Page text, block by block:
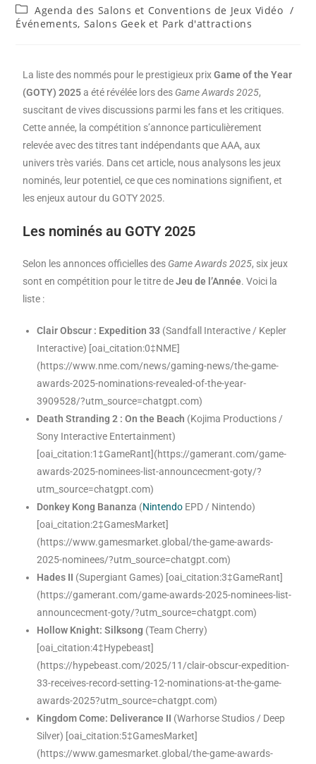
Agenda des Salons et Conventions de Jeux Vidéo /
Événements, Salons Geek et Park d'attractions
La liste des nommés pour le prestigieux prixGame of the Year
(GOTY) 2025a été révélée lors des Game Awards 2025,
suscitant de vives discussions parmi les fans et les critiques.
Cette année, la compétition s’annonce particulièrement
relevée avec des titres tant indépendants que AAA, aux
univers très variés. Dans cet article, nous analysons les jeux
nominés, leur potentiel, ce que ces nominations signifient, et
les enjeux autour du GOTY 2025.
Les nominés au GOTY 2025
Selon les annonces officielles des Game Awards 2025, six jeux
sont en compétition pour le titre deJeu de l’Année. Voici la
liste :
Clair Obscur : Expedition 33 (Sandfall Interactive / Kepler
Interactive) [oai_citation:0‡NME]
(https://www.nme.com/news/gaming-news/the-game-
awards-2025-nominations-revealed-of-the-year-
3909528/?utm_source=chatgpt.com)
Death Stranding 2 : On the Beach (Kojima Productions /
Sony Interactive Entertainment)
[oai_citation:1‡GameRant](https://gamerant.com/game-
awards-2025-nominees-list-announcecment-goty/?
utm_source=chatgpt.com)
Donkey Kong Bananza (Nintendo EPD / Nintendo)
[oai_citation:2‡GamesMarket]
(https://www.gamesmarket.global/the-game-awards-
2025-nominees/?utm_source=chatgpt.com)
Hades II (Supergiant Games) [oai_citation:3‡GameRant]
(https://gamerant.com/game-awards-2025-nominees-list-
announcecment-goty/?utm_source=chatgpt.com)
Hollow Knight: Silksong (Team Cherry)
[oai_citation:4‡Hypebeast]
(https://hypebeast.com/2025/11/clair-obscur-expedition-
33-receives-record-setting-12-nominations-at-the-game-
awards-2025?utm_source=chatgpt.com)
Kingdom Come: Deliverance II (Warhorse Studios / Deep
Silver) [oai_citation:5‡GamesMarket]
(https://www.gamesmarket.global/the-game-awards-